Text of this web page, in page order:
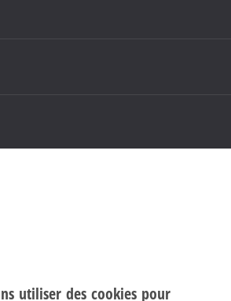
utiliser des cookies pour